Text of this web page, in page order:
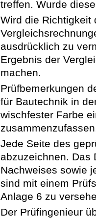
treffen. Wurde
Wird die Richtigkeit
ausdrücklich zu
Ergebnis der
machen.
Prüfbemerkungen
für Bautechnik in
wischfester Farbe
Jede Seite des
abzuzeichnen. Das
Nachweises sowie
sind mit einem
Anlage 6 zu
Der Prüfingenieur